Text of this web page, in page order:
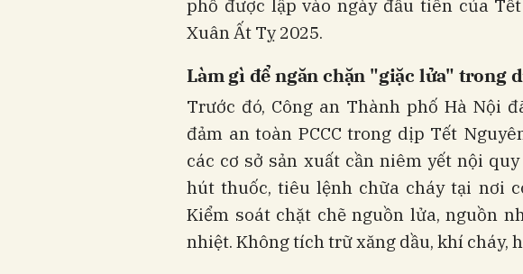
phố được lập vào ngày đầu tiên của
Xuân Ất Tỵ 2025.
Làm gì để ngăn chặn "giặc lửa" trong
Trước đó, Công an Thành phố Hà Nội
đảm an toàn PCCC trong dịp Tết
các cơ sở sản xuất cần niêm yết nội quy
hút thuốc, tiêu lệnh chữa cháy tại nơi
Kiểm soát chặt chẽ nguồn lửa, nguồn
nhiệt. Không tích trữ xăng dầu, khí cháy,